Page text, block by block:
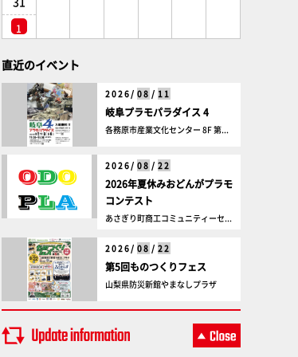
1
直近のイベント
2026/ 08 / 11
岐阜プラモパラダイス 4
各務原市産業文化センター 8F 第...
2026/ 08 / 22
2026年夏休みおどんがプラモ
コンテスト
あさぎり町商工コミュニティーセ...
2026/ 08 / 22
第5回ものつくりフェス
山梨県防災新館やまなしプラザ